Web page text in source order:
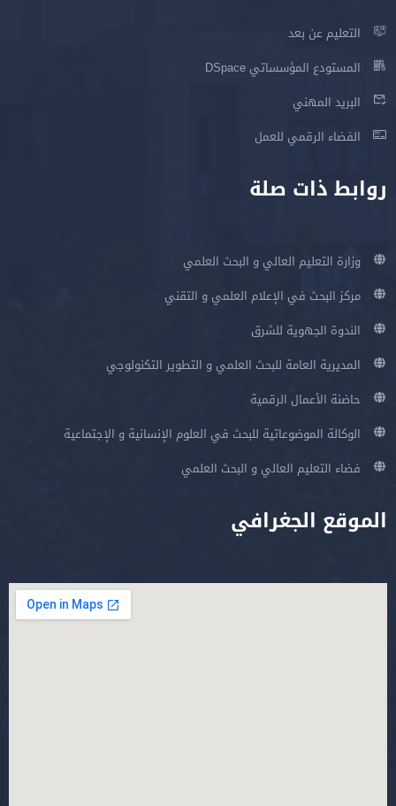
التعليم عن بعد
المستودع المؤسساتي DSpace
البريد المهني
الفضاء الرقمي للعمل
روابط ذات صلة
وزارة التعليم العالي و البحث العلمي
مركز البحث في الإعلام العلمي و التقني
الندوة الجهوية للشرق
المديرية العامة للبحث العلمي و التطوير التكنولوجي
حاضنة الأعمال الرقمية
الوكالة الموضوعاتية للبحث في العلوم الإنسانية و الإجتماعية
فضاء التعليم العالي و البحث العلمي
الموقع الجغرافي